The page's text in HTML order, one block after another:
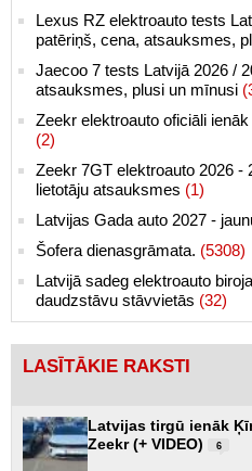
Lexus RZ elektroauto tests
patēriņš, cena, atsauksmes,
Jaecoo 7 tests Latvijā 2026 /
atsauksmes, plusi un mīnusi
Zeekr elektroauto oficiāli
(2)
Zeekr 7GT elektroauto 2026 -
lietotāju atsauksmes (1)
Latvijas Gada auto 2027 -
Šofera dienasgrāmata. (5308)
Latvijā sadeg elektroauto
daudzstāvu stāvvietās (32)
LASĪTĀKIE RAKSTI
Latvijas tirgū ienāk
Zeekr (+ VIDEO)
6